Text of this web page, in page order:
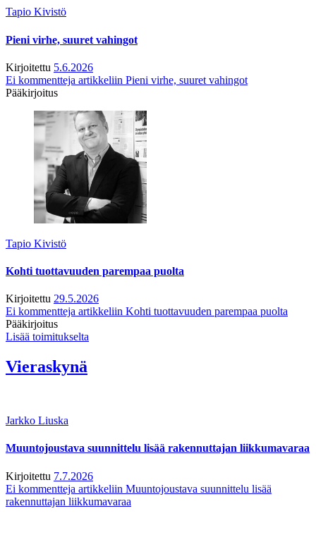
Tapio Kivistö
Pieni virhe, suuret vahingot
Kirjoitettu 5.6.2026
Ei kommentteja artikkeliin Pieni virhe, suuret vahingot
Pääkirjoitus
Tapio Kivistö
Kohti tuottavuuden parempaa puolta
Kirjoitettu 29.5.2026
Ei kommentteja artikkeliin Kohti tuottavuuden parempaa puolta
Pääkirjoitus
Lisää toimitukselta
Vieraskynä
Jarkko Liuska
Muuntojoustava suunnittelu lisää rakennuttajan liikkumavaraa
Kirjoitettu 7.7.2026
Ei kommentteja artikkeliin Muuntojoustava suunnittelu lisää
rakennuttajan liikkumavaraa